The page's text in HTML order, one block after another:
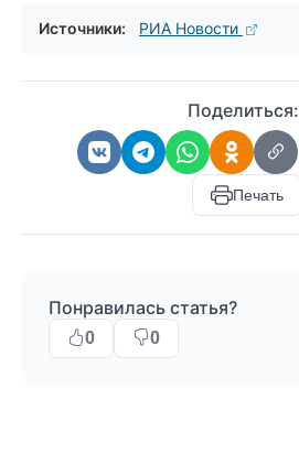
Источники: РИА Новости
Поделиться:
Печать
Понравилась статья?
0 0